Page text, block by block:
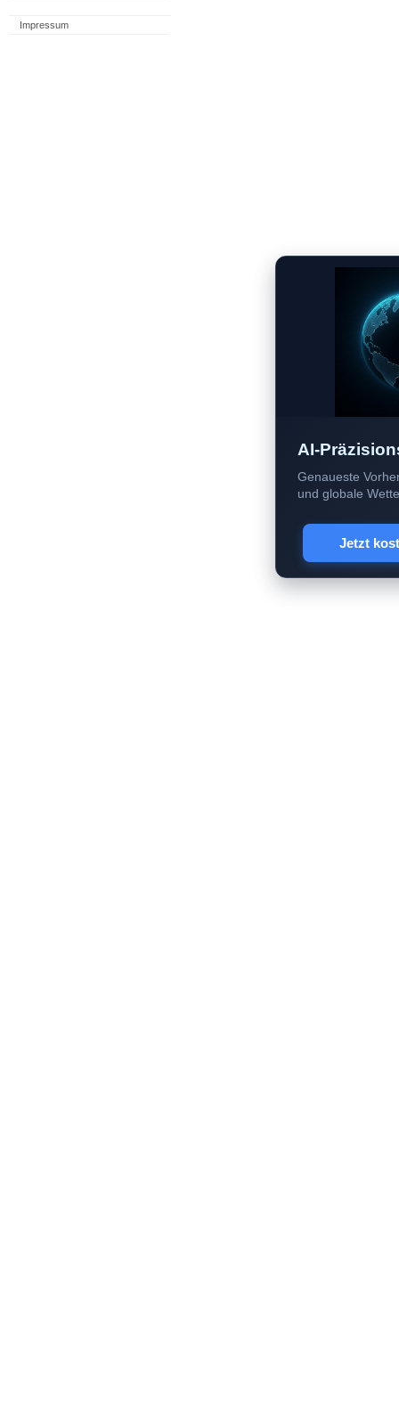
Impressum
AI-
Genaueste
und globale
Jetzt